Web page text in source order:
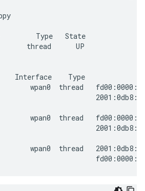
Name         Type   State
thread      UP
Interface    Type
wpan0  thread
wpan0  thread
wpan0  thread